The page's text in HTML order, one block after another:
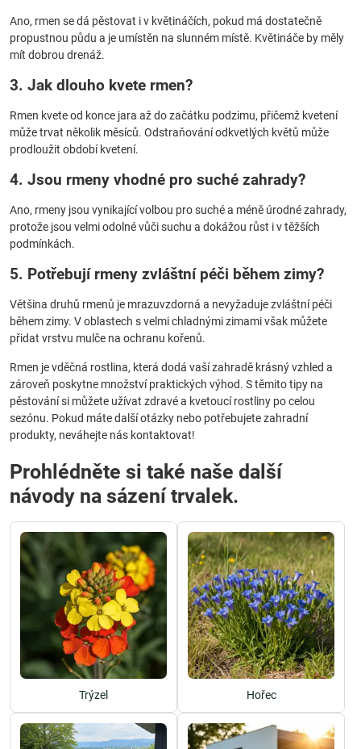
Ano, rmen se dá pěstovat i v květináčích, pokud má dostatečně
propustnou půdu a je umístěn na slunném místě. Květináče by měly
mít dobrou drenáž.
3. Jak dlouho kvete rmen?
Rmen kvete od konce jara až do začátku podzimu, přičemž kvetení
může trvat několik měsíců. Odstraňování odkvetlých květů může
prodloužit období kvetení.
4. Jsou rmeny vhodné pro suché zahrady?
Ano, rmeny jsou vynikající volbou pro suché a méně úrodné zahrady,
protože jsou velmi odolné vůči suchu a dokážou růst i v těžších
podmínkách.
5. Potřebují rmeny zvláštní péči během zimy?
Většina druhů rmenů je mrazuvzdorná a nevyžaduje zvláštní péči
během zimy. V oblastech s velmi chladnými zimami však můžete
přidat vrstvu mulče na ochranu kořenů.
Rmen je vděčná rostlina, která dodá vaší zahradě krásný vzhled a
zároveň poskytne množství praktických výhod. S těmito tipy na
pěstování si můžete užívat zdravé a kvetoucí rostliny po celou
sezónu. Pokud máte další otázky nebo potřebujete zahradní
produkty, neváhejte nás kontaktovat!
Prohlédněte si také naše další
návody na sázení trvalek.
Trýzel Hořec